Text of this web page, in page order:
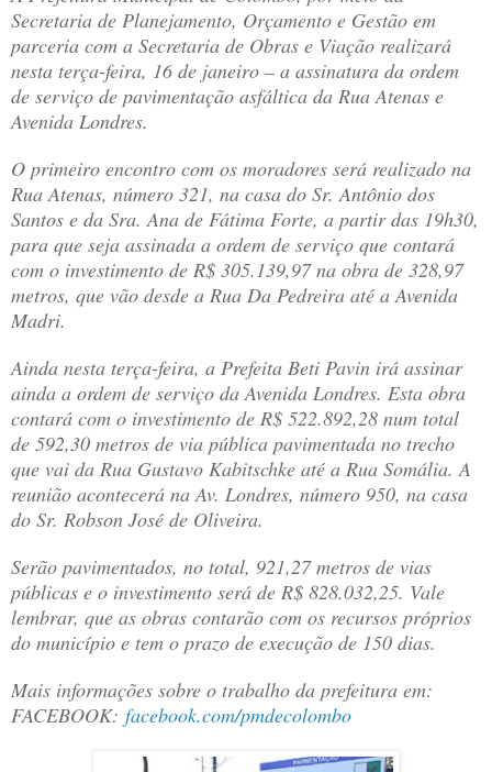
Secretaria de Planejamento, Orçamento e Gestão em
parceria com a Secretaria de Obras e Viação realizará
nesta terça-feira, 16 de janeiro – a assinatura da ordem
de serviço de pavimentação asfáltica da Rua Atenas e
Avenida Londres.
O primeiro encontro com os moradores será realizado na
Rua Atenas, número 321, na casa do Sr. Antônio dos
Santos e da Sra. Ana de Fátima Forte, a partir das 19h30,
para que seja assinada a ordem de serviço que contará
com o investimento de R$ 305.139,97 na obra de 328,97
metros, que vão desde a Rua Da Pedreira até a Avenida
Madri.
Ainda nesta terça-feira, a Prefeita Beti Pavin irá assinar
ainda a ordem de serviço da Avenida Londres. Esta obra
contará com o investimento de R$ 522.892,28 num total
de 592,30 metros de via pública pavimentada no trecho
que vai da Rua Gustavo Kabitschke até a Rua Somália. A
reunião acontecerá na Av. Londres, número 950, na casa
do Sr. Robson José de Oliveira.
Serão pavimentados, no total, 921,27 metros de vias
públicas e o investimento será de R$ 828.032,25. Vale
lembrar, que as obras contarão com os recursos próprios
do município e tem o prazo de execução de 150 dias.
Mais informações sobre o trabalho da prefeitura em:
FACEBOOK: facebook.com/pmdecolombo